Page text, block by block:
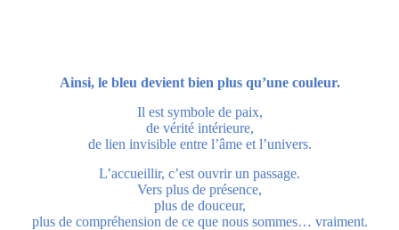
Ainsi, le bleu devient bien plus qu’une couleur.
Il est symbole de paix,
de vérité intérieure,
de lien invisible entre l’âme et l’univers.
L’accueillir, c’est ouvrir un passage.
Vers plus de présence,
plus de douceur,
plus de compréhension de ce que nous sommes… vraiment.